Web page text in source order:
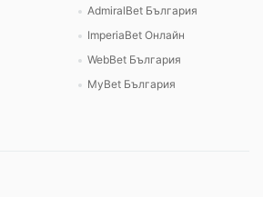
AdmiralBet България
ImperiaBet Онлайн
WebBet България
MyBet България